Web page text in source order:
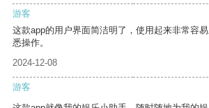
游客
这款app的用户界面简洁明了，使用起来非常容
悉操作。
2024-12-08
游客